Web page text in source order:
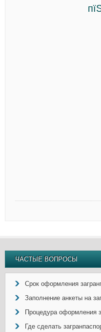
ЧАСТЫЕ ВОПРОСЫ
Срок оформления
Заполнение анкеты на
Процедура оформления
Где сделать